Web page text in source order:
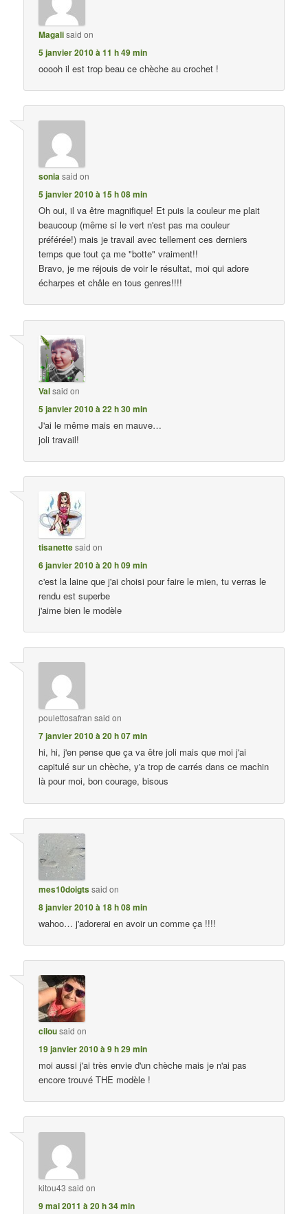
Magalisaid on
5 janvier 2010 à 11 h 49 min
ooooh il est trop beau ce chèche au crochet !
soniasaid on
5 janvier 2010 à 15 h 08 min
Oh oui, il va être magnifique! Et puis la couleur me plait
beaucoup (même si le vert n'est pas ma couleur
préférée!) mais je travail avec tellement ces derniers
temps que tout ça me "botte" vraiment!!
Bravo, je me réjouis de voir le résultat, moi qui adore
écharpes et châle en tous genres!!!!
Valsaid on
5 janvier 2010 à 22 h 30 min
J'ai le même mais en mauve…
joli travail!
tisanettesaid on
6 janvier 2010 à 20 h 09 min
c'est la laine que j'ai choisi pour faire le mien, tu verras le
rendu est superbe
j'aime bien le modèle
poulettosafran said on
7 janvier 2010 à 20 h 07 min
hi, hi, j'en pense que ça va être joli mais que moi j'ai
capitulé sur un chèche, y'a trop de carrés dans ce machin
là pour moi, bon courage, bisous
mes10doigtssaid on
8 janvier 2010 à 18 h 08 min
wahoo… j'adorerai en avoir un comme ça !!!!
cilousaid on
19 janvier 2010 à 9 h 29 min
moi aussi j'ai très envie d'un chèche mais je n'ai pas
encore trouvé THE modèle !
kitou43 said on
9 mai 2011 à 20 h 34 min